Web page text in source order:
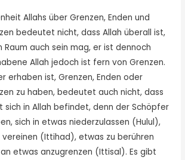
Allahs über Grenzen, Enden und
bedeutet nicht, dass Allah überall ist,
Raum auch sein mag, er ist dennoch
Allah jedoch ist fern von Grenzen.
erhaben ist, Grenzen, Enden oder
zu haben, bedeutet auch nicht, dass
sich in Allah befindet, denn der Schöpfer
sich in etwas niederzulassen (Hulul),
(Ittihad), etwas zu berühren
etwas anzugrenzen (Ittisal). Es gibt